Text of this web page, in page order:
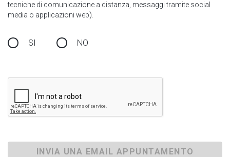
tecniche di comunicazione a distanza, messaggi tramite social
media o applicazioni web).
SI NO
INVIA UNA EMAIL APPUNTAMENTO